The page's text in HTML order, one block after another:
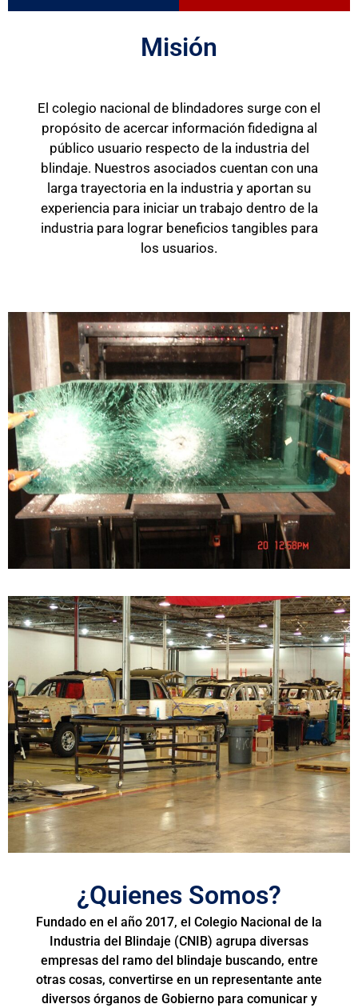
Misión
El colegio nacional de blindadores surge con el
propósito de acercar información fidedigna al
público usuario respecto de la industria del
blindaje. Nuestros asociados cuentan con una
larga trayectoria en la industria y aportan su
experiencia para iniciar un trabajo dentro de la
industria para lograr beneficios tangibles para
los usuarios.
¿Quienes Somos?
Fundado en el año 2017, el Colegio Nacional de la
Industria del Blindaje (CNIB) agrupa diversas
empresas del ramo del blindaje buscando, entre
otras cosas, convertirse en un representante ante
diversos órganos de Gobierno para comunicar y